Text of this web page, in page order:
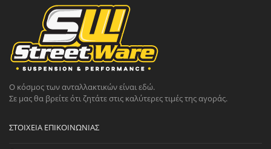
Ο κόσμος των ανταλλακτικών είναι εδώ.
Σε μας θα βρείτε ότι ζητάτε στις καλύτερες τιμές της αγοράς.
ΣΤΟΙΧΕΊΑ ΕΠΙΚΟΙΝΩΝΊΑΣ